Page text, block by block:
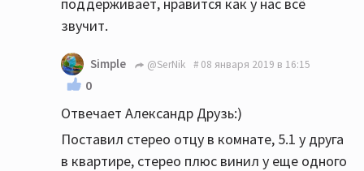
звучит.
Simple @SerNik 08 января 2019 в 16:15
0
Отвечает Александр Друзь:)
Поставил стерео отцу в комнате, 5.1 у друга
в квартире, стерео плюс винил у еще одного